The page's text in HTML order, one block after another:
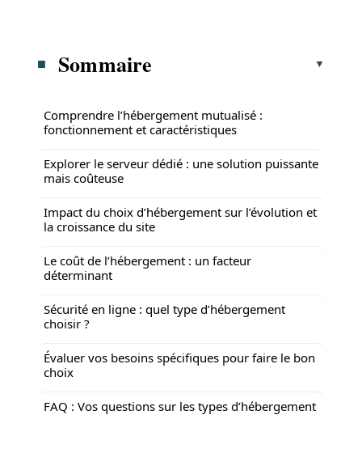
Sommaire
Comprendre l’hébergement mutualisé :
fonctionnement et caractéristiques
Explorer le serveur dédié : une solution puissante
mais coûteuse
Impact du choix d’hébergement sur l’évolution et
la croissance du site
Le coût de l’hébergement : un facteur
déterminant
Sécurité en ligne : quel type d’hébergement
choisir ?
Évaluer vos besoins spécifiques pour faire le bon
choix
FAQ : Vos questions sur les types d’hébergement